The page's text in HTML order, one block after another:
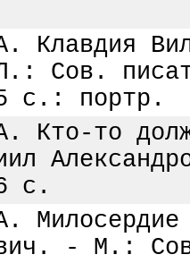
Клавдия
Сов.
с.: портр.
Кто-то
с.
- М.: